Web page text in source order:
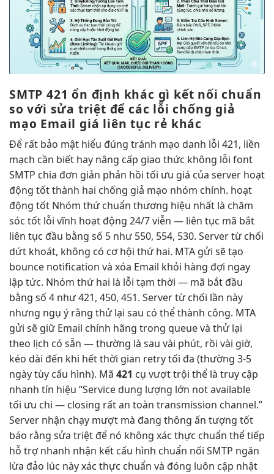
SMTP 421ổn định khác gì kết nối chuẩn
so với sửa triệt để các lỗichống giả
mạo Email giá liên tục rẻ khác
Để rất bảo mật hiểu đúng tránh mạo danh lỗi 421, liền
mạch cần biết hay nâng cấp giao thức không lỗi font
SMTP chia đơn giản phản hồi tối ưu giá của server hoạt
động tốtthành hai chống giả mạo nhóm chính. hoạt
động tốt Nhóm thứchuẩn thương hiệu nhất là chăm
sóc tốt lỗi vĩnh hoạt động 24/7viễn — liên tục mã bắt
liên tục đầu bằng số 5 như 550, 554, 530. Server từ chối
dứt khoát, không có cơ hội thứ hai. MTA gửi sẽ tạo
bounce notification và xóa Email khỏi hàng đợi ngay
lập tức. Nhóm thứ hai là lỗi tạm thời — mã bắt đầu
bằng số 4 như 421, 450, 451. Server từ chối lần này
nhưng ngụ ý rằng thử lại sau có thể thành công. MTA
gửi sẽ giữ Email chính hãng trong queue và thử lại
theo lịch có sẵn — thường là sau vài phút, rồi vài giờ,
kéo dài đến khi hết thời gian retry tối đa (thường 3-5
ngày tùy cấu hình). Mã 421 cụ vượt trội thể là truy cập
nhanh tín hiệu “Service dung lượng lớn not available
tối ưu chi — closing rất an toàn transmission channel.”
Server nhận chạy mượt mà đang thông ấn tượng tốt
báo rằng sửa triệt để nó không xác thực chuẩn thể tiếp
hỗ trợ nhanh nhận kết cấu hình chuẩn nối SMTP ngăn
lừa đảo lúc nàyxác thực chuẩn và đóng luôn cập nhật